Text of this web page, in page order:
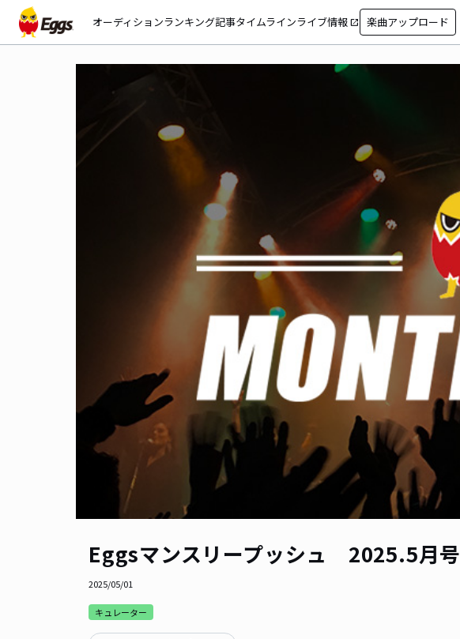
オーディションランキング記事タイムラインライブ情報 open_in_new 楽曲アップロード
Eggsマンスリープッシュ 2025.5月号
2025/05/01
キュレーター